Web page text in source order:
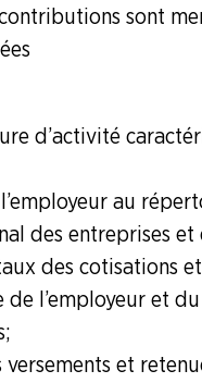
sont
d’activité
au
des entreprises et
des cotisations
l’employeur et
et